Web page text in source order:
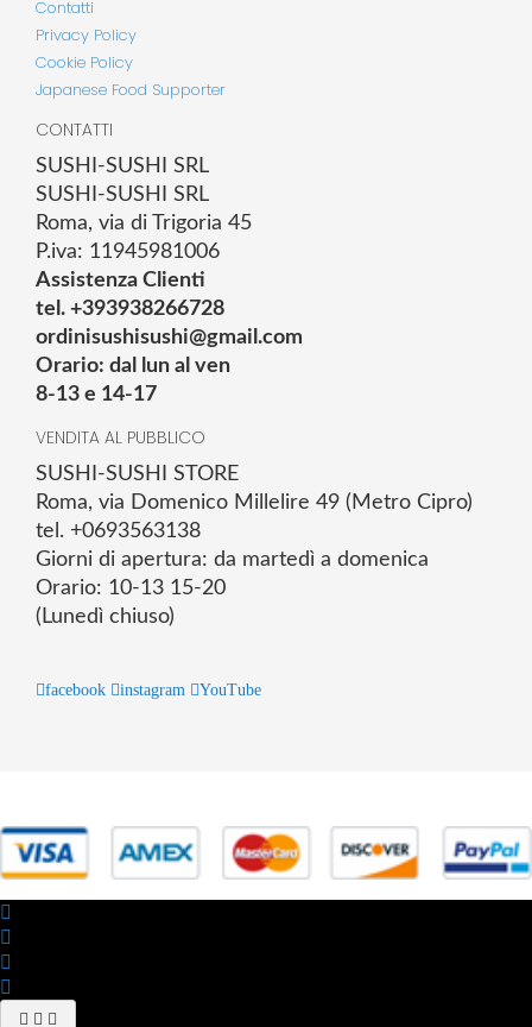
Contatti
Privacy Policy
Cookie Policy
Japanese Food Supporter
CONTATTI
SUSHI-SUSHI SRL
SUSHI-SUSHI SRL
Roma, via di Trigoria 45
P.iva: 11945981006
Assistenza Clienti
tel. +393938266728
ordinisushisushi@gmail.com
Orario: dal lun al ven
8-13 e 14-17
VENDITA AL PUBBLICO
SUSHI-SUSHI STORE
Roma, via Domenico Millelire 49 (Metro Cipro)
tel. +0693563138
Giorni di apertura: da martedì a domenica
Orario: 10-13 15-20
(Lunedì chiuso)
facebook instagram YouTube